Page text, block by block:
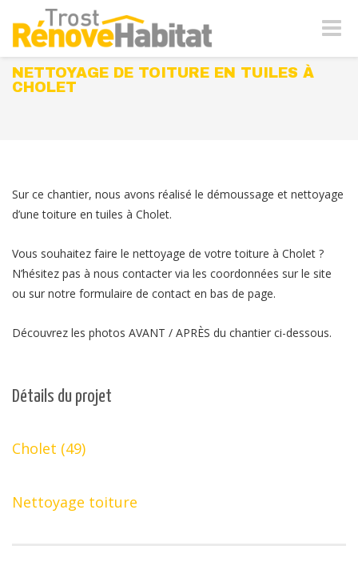
-
NETTOYAGE DE TOITURE EN TUILES À
CHOLET
Sur ce chantier, nous avons réalisé le démoussage et nettoyage
d’une toiture en tuiles à Cholet.
Vous souhaitez faire le nettoyage de votre toiture à Cholet ?
N’hésitez pas à nous contacter via les coordonnées sur le site
ou sur notre formulaire de contact en bas de page.
Découvrez les photos AVANT / APRÈS du chantier ci-dessous.
Détails du projet
Cholet (49)
Nettoyage toiture